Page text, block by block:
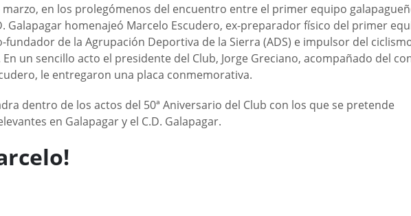
marzo, en los prolegómenos del encuentro entre el primer equipo
Galapagar homenajeó Marcelo Escudero, ex-preparador físico del primer
fundador de la Agrupación Deportiva de la Sierra (ADS) e impulsor del
un sencillo acto el presidente del Club, Jorge Greciano, acompañado del
le entregaron una placa conmemorativa.
dentro de los actos del 50ª Aniversario del Club con los que se pretende
en Galapagar y el C.D. Galapagar.